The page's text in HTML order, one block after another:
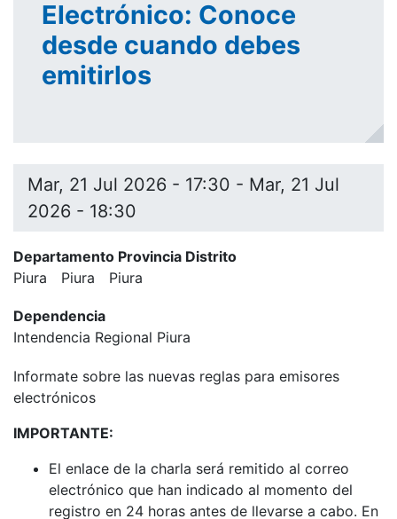
Electrónico: Conoce
desde cuando debes
emitirlos
Mar, 21 Jul 2026 - 17:30 - Mar, 21 Jul
2026 - 18:30
Departamento Provincia Distrito
Piura
Piura Piura
Dependencia
Intendencia Regional Piura
Informate sobre las nuevas reglas para emisores
electrónicos
IMPORTANTE:
El enlace de la charla será remitido al correo
electrónico que han indicado al momento del
registro en 24 horas antes de llevarse a cabo. En